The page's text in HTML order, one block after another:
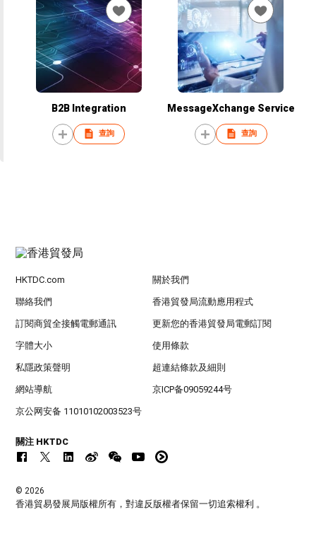
B2B Integration
查詢
MessageXchange Service
查詢
HKTDC.com 關於我們
聯絡我們 香港貿發局流動應用程式
訂閱商貿全接觸電郵通訊 更新您的香港貿發局電郵訂閱
字體大小 使用條款
私隱政策聲明 超連結條款及細則
網站導航 京ICP备09059244号
京公网安备 11010102003523号
關注 HKTDC
© 2026
香港貿易發展局版權所有，對違反版權者保留一切追索權利 。